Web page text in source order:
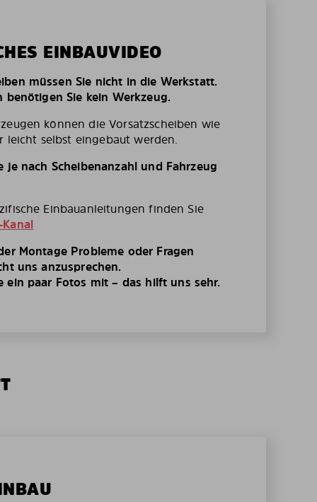
EINBAUVIDEO
müssen Sie nicht in die Werkstatt.
benötigen Sie kein Werkzeug.
können die Vorsatzscheiben wie
leicht selbst eingebaut werden.
je nach Scheibenanzahl und Fahrzeug
Einbauanleitungen finden Sie
Kanal
Montage Probleme oder Fragen
uns anzusprechen.
ein paar Fotos mit – das hilft uns sehr.